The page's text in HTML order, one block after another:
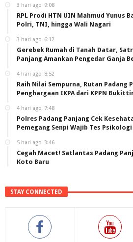
3 hari ago 9:08
RPL Prodi HTN UIN Mahmud Yunus
Polri, TNI, hingga Wali Nagari
3 hari ago 6:12
Gerebek Rumah di Tanah Datar,
Panjang Amankan Pengedar Ganja
4 hari ago 8:52
Raih Nilai Sempurna, Rutan Padang
Penghargaan IKPA dari KPPN
4 hari ago 7:48
Polres Padang Panjang Cek
Pemegang Senpi Wajib Tes Psikologi
5 hari ago 3:46
Cegah Macet! Satlantas Padang
Koto Baru
STAY CONNECTED